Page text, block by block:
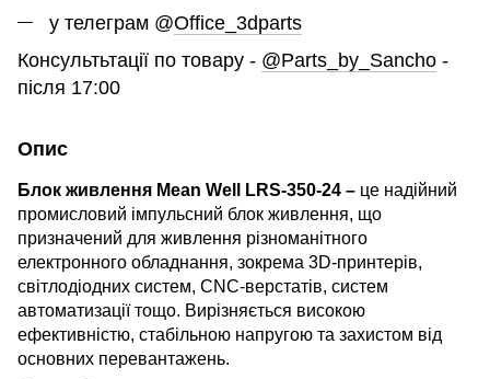
у телеграм @Office_3dparts
Консультьтації по товару - @Parts_by_Sancho -
після 17:00
Опис
Блок живлення Mean Well LRS-350-24 – це надійний
промисловий імпульсний блок живлення, що
призначений для живлення різноманітного
електронного обладнання, зокрема 3D-принтерів,
світлодіодних систем, CNC-верстатів, систем
автоматизації тощо. Вирізняється високою
ефективністю, стабільною напругою та захистом від
основних перевантажень.